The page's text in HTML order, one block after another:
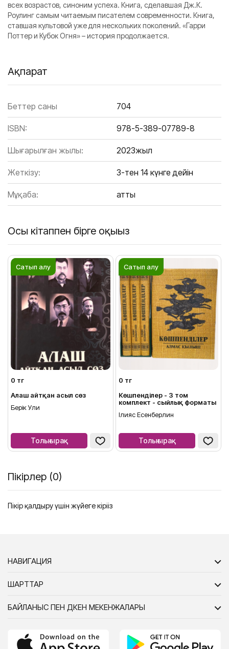
всех возрастов, синоним успеха. Книга, сделавшая Дж.К.
Роулинг самым читаемым писателем современности. Книга,
ставшая культовой уже для нескольких поколений. «Гарри
Поттер и Кубок Огня» – история продолжается.
Ақпарат
Беттер саны 704
ISBN: 978-5-389-07789-8
Шығарылған жылы: 2023жыл
Жеткізу: 3-тен 14 күнге дейін
Мұқаба: Қатты
Осы кітаппен бірге оқыңыз
Сатып алу
0 тг
Алаш айтқан асыл сөз
Берік Уәли
Толығырақ
Сатып алу
0 тг
Көшпенділер - 3 том
комплект - сыйлық форматы
Ілияс Есенберлин
Толығырақ
Пікірлер (0)
Пікір қалдыру үшін жүйеге кіріңіз
НАВИГАЦИЯ
ШАРТТАР
БАЙЛАНЫС ПЕН ДҮКЕН МЕКЕНЖАЛАРЫ